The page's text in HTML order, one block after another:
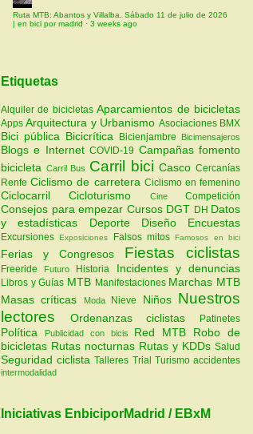
Ruta MTB: Abantos y Villalba. Sábado 11 de julio de 2026
| en bici por madrid · 3 weeks ago
Etiquetas
Alquiler de bicicletasAparcamientos de bicicletas
AppsArquitectura y Urbanismo Asociaciones BMX
Bici pública Bicicrítica Bicienjambre Bicimensajeros
Blogs e InternetCOVID-19 Campañas fomento
bicicleta Carril Bus Carril biciCascoCercanías
RenfeCiclismo de carretera Ciclismo en femenino
CiclocarrilCicloturismo CineCompetición
Consejos para empezar Cursos DGT DH Datos
y estadísticas Deporte Diseño Encuestas
ExcursionesExposiciones Falsos mitosFamosos en bici
Ferias y Congresos Fiestas ciclistas
Freeride Futuro Historia Incidentes y denuncias
Libros y Guías MTB Manifestaciones Marchas MTB
Masas críticas
Moda Nieve Niños Nuestros
lectores
Ordenanzas ciclistas Patinetes
Política Publicidad con bicis Red MTB Robo de
bicicletas Rutas nocturnas Rutas y KDDs Salud
Seguridad ciclistaTalleres Trial Turismoaccidentes
intermodalidad
Iniciativas EnbiciporMadrid / EBxM